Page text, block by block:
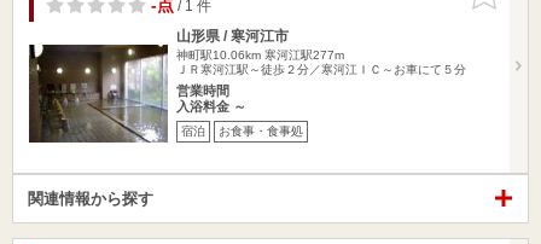
-点/ 1 件
山形県 / 寒河江市
神町駅10.06km 寒河江駅277m
ＪＲ寒河江駅～徒歩２分／寒河江ＩＣ～お車にて５分
営業時間
入浴料金 ～
宿泊 お食事・食事処
関連情報から探す